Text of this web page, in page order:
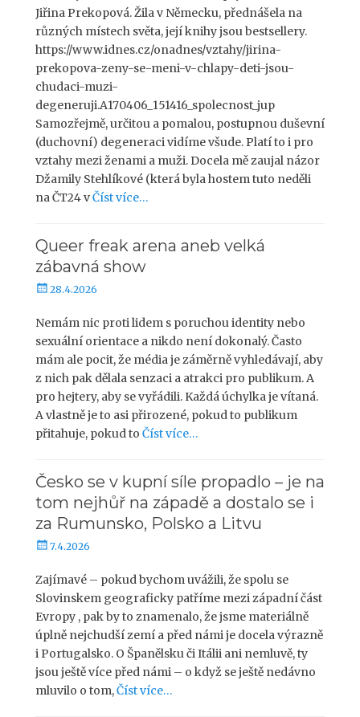
l
o
v
á
n
o
Jiřina Prekopová. Žila v Německu, přednášela na
různých místech světa, její knihy jsou bestsellery.
https://www.idnes.cz/onadnes/vztahy/jirina-
prekopova-zeny-se-meni-v-chlapy-deti-jsou-
chudaci-muzi-
degeneruji.A170406_151416_spolecnost_jup
Samozřejmě, určitou a pomalou, postupnou duševní
(duchovní) degeneraci vidíme všude. Platí to i pro
vztahy mezi ženami a muži. Docela mě zaujal názor
Džamily Stehlíkové (která byla hostem tuto neděli
na ČT24 vČíst více…
Queer freak arena aneb velká
zábavná show
P
b
l
o
v
á
n
28.4.2026
Nemám nic proti lidem s poruchou identity nebo
sexuální orientace a nikdo není dokonalý. Často
mám ale pocit, že média je záměrně vyhledávají, aby
z nich pak dělala senzaci a atrakci pro publikum. A
pro hejtery, aby se vyřádili. Každá úchylka je vítaná.
A vlastně je to asi přirozené, pokud to publikum
přitahuje, pokud to Číst více…
Česko se v kupní síle propadlo – je na
tom nejhůř na západě a dostalo se i
za Rumunsko, Polsko a Litvu
P
b
l
o
v
á
n
7.4.2026
Zajímavé – pokud bychom uvážili, že spolu se
Slovinskem geograficky patříme mezi západní část
Evropy , pak by to znamenalo, že jsme materiálně
úplně nejchudší zemí a před námi je docela výrazně
i Portugalsko. O Španělsku či Itálii ani nemluvě, ty
jsou ještě více před námi – o když se ještě nedávno
mluvilo o tom,Číst více…